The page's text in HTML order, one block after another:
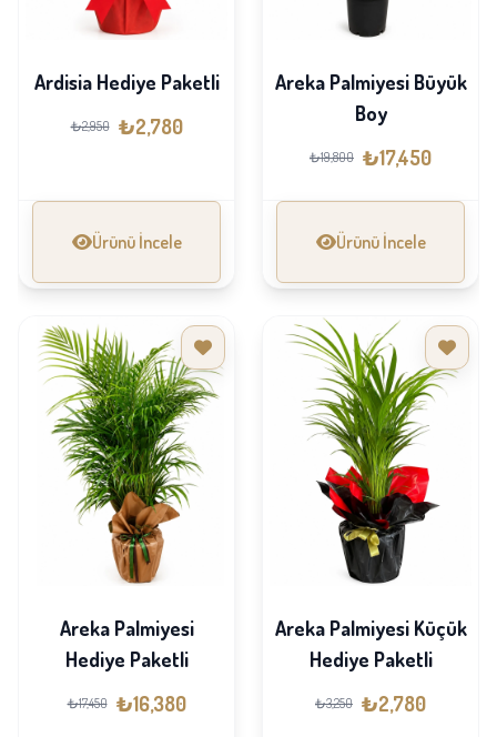
Ardisia Hediye Paketli
₺2,950 ₺2,780
Ürünü İncele
Areka Palmiyesi Büyük
Boy
₺19,800 ₺17,450
Ürünü İncele
Areka Palmiyesi
Hediye Paketli
₺17,450 ₺16,380
Areka Palmiyesi Küçük
Hediye Paketli
₺3,250 ₺2,780